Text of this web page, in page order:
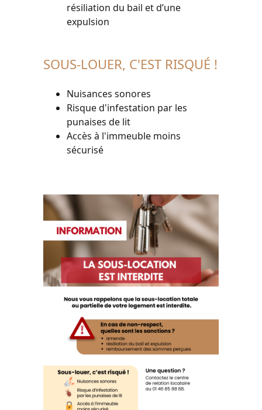
résiliation du bail et d’une
expulsion
SOUS-LOUER, C'EST RISQUÉ !
Nuisances sonores
Risque d'infestation par les
punaises de lit
Accès à l'immeuble moins
sécurisé